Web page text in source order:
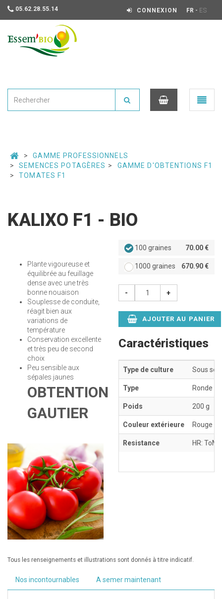
05.62.28.55.14 CONNEXION FR - ES
Ouvrir
le
GAMME PROFESSIONNELS
SEMENCES POTAGÈRES
GAMME D'OBTENTIONS F1
TOMATES F1
KALIXO F1 - BIO
Plante vigoureuse et
équilibrée au feuillage
dense avec une très
bonne nouaison
Souplesse de conduite,
réagit bien aux
variations de
température
Conservation excellente
et très peu de second
choix
Peu sensible aux
sépales jaunes
OBTENTION
GAUTIER
100 graines 70.00 €
1000 graines 670.90 €
- +
AJOUTER AU PANIER
Caractéristiques
Type de culture Sous
Type Ronde
Poids 200 g
Couleur extérieure Rouge
Resistance HR:
Tous les renseignements et illustrations sont donnés à titre indicatif.
Nos incontournables A semer maintenant